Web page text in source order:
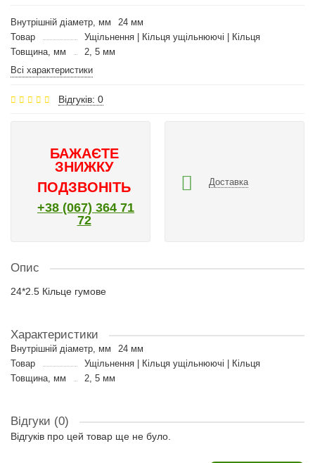
Внутрішній діаметр, мм
24 мм
Товар
Ущільнення | Кільця ущільнюючі | Кільця
Товщина, мм
2, 5 мм
Всі характеристики
Відгуків: 0
БАЖАЄТЕ
ЗНИЖКУ
ПОДЗВОНІТЬ
+38 (067) 364 71
72
Доставка
Опис
24*2.5 Кільце гумове
Характеристики
Внутрішній діаметр, мм
24 мм
Товар
Ущільнення | Кільця ущільнюючі | Кільця
Товщина, мм
2, 5 мм
Відгуки (0)
Відгуків про цей товар ще не було.